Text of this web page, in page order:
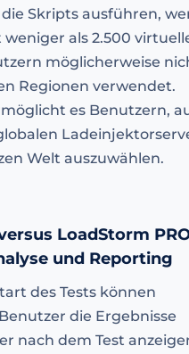
Skripts ausführen,
weniger als 2.500
möglicherweise
Regionen verwendet.
es Benutzern,
Welt auszuwählen.
LoadStorm
und Reporting
des Tests können
die Ergebnisse
nach dem Test